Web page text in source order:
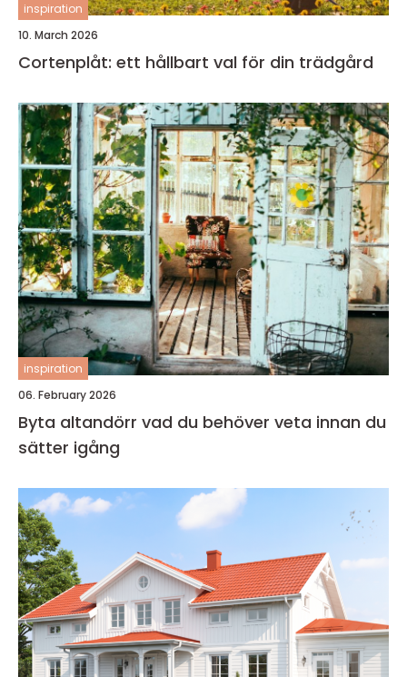
inspiration
10. March 2026
Cortenplåt: ett hållbart val för din trädgård
inspiration
06. February 2026
Byta altandörr vad du behöver veta innan du
sätter igång